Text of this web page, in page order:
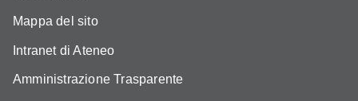
Mappa del sito
Intranet di Ateneo
Amministrazione Trasparente